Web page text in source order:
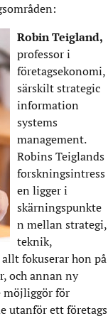
Robin Teigland,
professor i
företagsekonomi,
särskilt strategic
information
systems
management.
Robins Teiglands
forskningsintress
en ligger i
skärningspunkte
n mellan strategi,
teknik,
fokuserar hon på
och annan ny
möjliggör för
utanför ett företags